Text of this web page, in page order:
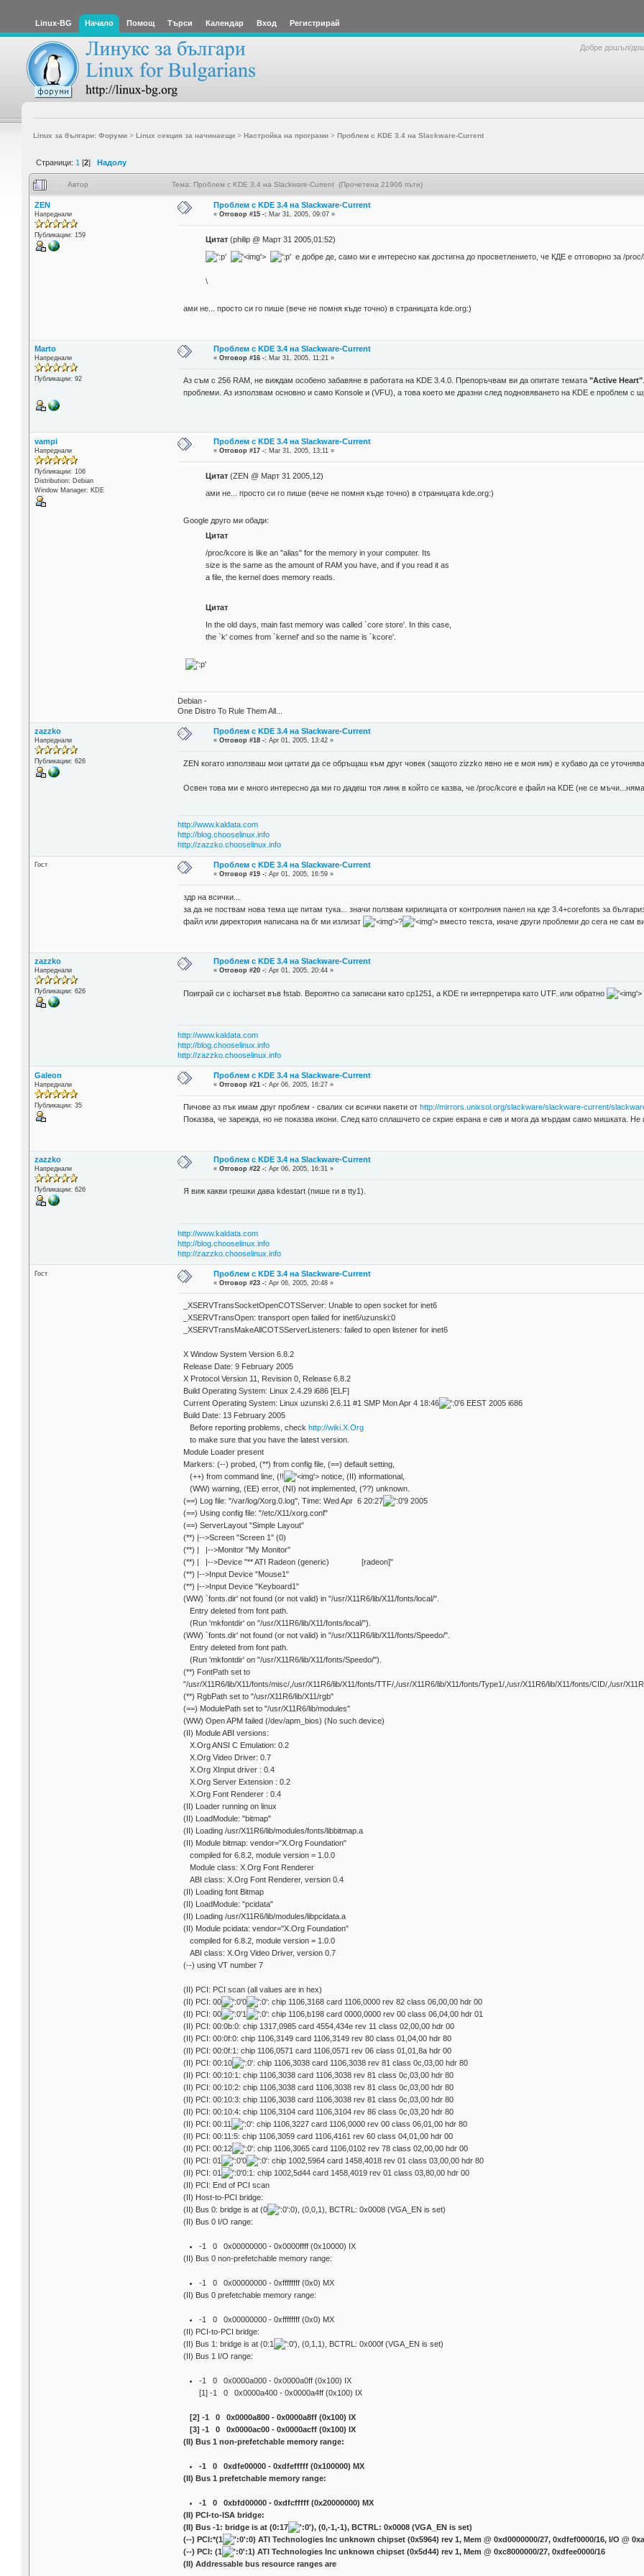
Linux-BG Начало Помощ Търси Календар Вход Регистрирай
Добре дошъл/
Linux за българи: Форуми> Linux секция за начинаещи> Настройка на програми> Проблем с KDE 3.4 на Slackware-Current
Страници: 1 [2] Надолу
Автор Тема: Проблем с KDE 3.4 на Slackware-Current (Прочетена 21906 пъти)
ZEN
Напреднали
Публикации: 159
Проблем с KDE 3.4 на Slackware-Current
«Отговор #15 -: Mar 31, 2005, 09:07 »
Цитат(philip @ Март 31 2005,01:52)
'>
e добре де, само ми е интересно как достигна до просветлението, че КДЕ е отговорно за /
\
ами не... просто си го пише (вече не помня къде точно) в страницата kde.org:)
Marto
Напреднали
Публикации: 92
Проблем с KDE 3.4 на Slackware-Current
«Отговор #16 -: Mar 31, 2005, 11:21 »
Аз съм с 256 RAM, не виждам особено забавяне в работата на KDE 3.4.0. Препоръчвам ви да опитате темата"Active Heart"
проблеми. Аз използвам основно и само Konsole и (VFU), а това което ме дразни след подновяването на KDE е проблем с
vampi
Напреднали
Публикации: 106
Distribution: Debian
Window Manager: KDE
Проблем с KDE 3.4 на Slackware-Current
«Отговор #17 -: Mar 31, 2005, 13:11 »
Цитат(ZEN @ Март 31 2005,12)
ами не... просто си го пише (вече не помня къде точно) в страницата kde.org:)
Google друго ми обади:
Цитат
/proc/kcore is like an "alias" for the memory in your computer. Its
size is the same as the amount of RAM you have, and if you read it as
a file, the kernel does memory reads.
Цитат
In the old days, main fast memory was called `core store'. In this case,
the `k' comes from `kernel' and so the name is `kcore'.
Debian -
One Distro To Rule Them All...
zazzko
Напреднали
Публикации: 626
Проблем с KDE 3.4 на Slackware-Current
«Отговор #18 -: Apr 01, 2005, 13:42 »
ZEN когато използваш мои цитати да се обръщаш към друг човек (защото zizzko явно не е моя ник) е хубаво да се
Освен това ми е много интересно да ми го дадеш тоя линк в който се казва, че /proc/kcore е файл на KDE (не се
http://www.kaldata.com
http://blog.chooselinux.info
http://zazzko.chooselinux.info
Гост Проблем с KDE 3.4 на Slackware-Current
«Отговор #19 -: Apr 01, 2005, 16:59 »
здр на всички...
за да не поствам нова тема ще питам тука... значи ползвам кирилицата от контролния панел на кде 3.4+corefonts за
файл или директория написана на бг ми излизат
'>? '> вместо текста, иначе други проблеми до сега не сам
zazzko
Напреднали
Публикации: 626
Проблем с KDE 3.4 на Slackware-Current
«Отговор #20 -: Apr 01, 2005, 20:44 »
Поиграй си с iocharset във fstab. Вероятно са записани като cp1251, а KDE ги интерпретира като UTF..или обратно '>
http://www.kaldata.com
http://blog.chooselinux.info
http://zazzko.chooselinux.info
Galeon
Напреднали
Публикации: 35
Проблем с KDE 3.4 на Slackware-Current
«Отговор #21 -: Apr 06, 2005, 16:27 »
Пичове аз пък имам друг проблем - свалих си всички пакети от http://mirrors.unixsol.org/slackware/slackware-current/
Показва, че зарежда, но не показва икони. След като сплашчето се скрие екрана е сив и мога да мърдам само мишката.
zazzko
Напреднали
Публикации: 626
Проблем с KDE 3.4 на Slackware-Current
«Отговор #22 -: Apr 06, 2005, 16:31 »
Я виж какви грешки дава kdestart (пише ги в tty1).
http://www.kaldata.com
http://blog.chooselinux.info
http://zazzko.chooselinux.info
Гост Проблем с KDE 3.4 на Slackware-Current
«Отговор #23 -: Apr 06, 2005, 20:48 »
_XSERVTransSocketOpenCOTSServer: Unable to open socket for inet6
_XSERVTransOpen: transport open failed for inet6/uzunski:0
_XSERVTransMakeAllCOTSServerListeners: failed to open listener for inet6
X Window System Version 6.8.2
Release Date: 9 February 2005
X Protocol Version 11, Revision 0, Release 6.8.2
Build Operating System: Linux 2.4.29 i686 [ELF]
Current Operating System: Linux uzunski 2.6.11 #1 SMP Mon Apr 4 18:46
6 EEST 2005 i686
Build Date: 13 February 2005
Before reporting problems, checkhttp://wiki.X.Org
to make sure that you have the latest version.
Module Loader present
Markers: (--) probed, (**) from config file, (==) default setting,
(++) from command line, (!!
'> notice, (II) informational,
(WW) warning, (EE) error, (NI) not implemented, (??) unknown.
(==) Log file: "/var/log/Xorg.0.log", Time: Wed Apr 6 20:27
9 2005
(==) Using config file: "/etc/X11/xorg.conf"
(==) ServerLayout "Simple Layout"
(**) |-->Screen "Screen 1" (0)
(**) | |-->Monitor "My Monitor"
(**) | |-->Device "** ATI Radeon (generic) [radeon]"
(**) |-->Input Device "Mouse1"
(**) |-->Input Device "Keyboard1"
(WW) `fonts.dir' not found (or not valid) in "/usr/X11R6/lib/X11/fonts/local/".
Entry deleted from font path.
(Run 'mkfontdir' on "/usr/X11R6/lib/X11/fonts/local/").
(WW) `fonts.dir' not found (or not valid) in "/usr/X11R6/lib/X11/fonts/Speedo/".
Entry deleted from font path.
(Run 'mkfontdir' on "/usr/X11R6/lib/X11/fonts/Speedo/").
(**) FontPath set to
"/usr/X11R6/lib/X11/fonts/misc/,/usr/X11R6/lib/X11/fonts/TTF/,/usr/X11R6/lib/X11/fonts/Type1/,/usr/X11R6/lib/X11/fonts/CID/,/usr/
(**) RgbPath set to "/usr/X11R6/lib/X11/rgb"
(==) ModulePath set to "/usr/X11R6/lib/modules"
(WW) Open APM failed (/dev/apm_bios) (No such device)
(II) Module ABI versions:
X.Org ANSI C Emulation: 0.2
X.Org Video Driver: 0.7
X.Org XInput driver : 0.4
X.Org Server Extension : 0.2
X.Org Font Renderer : 0.4
(II) Loader running on linux
(II) LoadModule: "bitmap"
(II) Loading /usr/X11R6/lib/modules/fonts/libbitmap.a
(II) Module bitmap: vendor="X.Org Foundation"
compiled for 6.8.2, module version = 1.0.0
Module class: X.Org Font Renderer
ABI class: X.Org Font Renderer, version 0.4
(II) Loading font Bitmap
(II) LoadModule: "pcidata"
(II) Loading /usr/X11R6/lib/modules/libpcidata.a
(II) Module pcidata: vendor="X.Org Foundation"
compiled for 6.8.2, module version = 1.0.0
ABI class: X.Org Video Driver, version 0.7
(--) using VT number 7
(II) PCI: PCI scan (all values are in hex)
(II) PCI: 00
0
: chip 1106,3168 card 1106,0000 rev 82 class 06,00,00 hdr 00
(II) PCI: 00
1
: chip 1106,b198 card 0000,0000 rev 00 class 06,04,00 hdr 01
(II) PCI: 00:0b:0: chip 1317,0985 card 4554,434e rev 11 class 02,00,00 hdr 00
(II) PCI: 00:0f:0: chip 1106,3149 card 1106,3149 rev 80 class 01,04,00 hdr 80
(II) PCI: 00:0f:1: chip 1106,0571 card 1106,0571 rev 06 class 01,01,8a hdr 00
(II) PCI: 00:10
: chip 1106,3038 card 1106,3038 rev 81 class 0c,03,00 hdr 80
(II) PCI: 00:10:1: chip 1106,3038 card 1106,3038 rev 81 class 0c,03,00 hdr 80
(II) PCI: 00:10:2: chip 1106,3038 card 1106,3038 rev 81 class 0c,03,00 hdr 80
(II) PCI: 00:10:3: chip 1106,3038 card 1106,3038 rev 81 class 0c,03,00 hdr 80
(II) PCI: 00:10:4: chip 1106,3104 card 1106,3104 rev 86 class 0c,03,20 hdr 80
(II) PCI: 00:11
: chip 1106,3227 card 1106,0000 rev 00 class 06,01,00 hdr 80
(II) PCI: 00:11:5: chip 1106,3059 card 1106,4161 rev 60 class 04,01,00 hdr 00
(II) PCI: 00:12
: chip 1106,3065 card 1106,0102 rev 78 class 02,00,00 hdr 00
(II) PCI: 01
0
: chip 1002,5964 card 1458,4018 rev 01 class 03,00,00 hdr 80
(II) PCI: 01
0:1: chip 1002,5d44 card 1458,4019 rev 01 class 03,80,00 hdr 00
(II) PCI: End of PCI scan
(II) Host-to-PCI bridge:
(II) Bus 0: bridge is at (0
:0), (0,0,1), BCTRL: 0x0008 (VGA_EN is set)
(II) Bus 0 I/O range:
-1 0 0x00000000 - 0x0000ffff (0x10000) IX
(II) Bus 0 non-prefetchable memory range:
-1 0 0x00000000 - 0xffffffff (0x0) MX
(II) Bus 0 prefetchable memory range:
-1 0 0x00000000 - 0xffffffff (0x0) MX
(II) PCI-to-PCI bridge:
(II) Bus 1: bridge is at (0:1
), (0,1,1), BCTRL: 0x000f (VGA_EN is set)
(II) Bus 1 I/O range:
-1 0 0x0000a000 - 0x0000a0ff (0x100) IX
[1] -1 0 0x0000a400 - 0x0000a4ff (0x100) IX
[2] -1 0 0x0000a800 - 0x0000a8ff (0x100) IX
[3] -1 0 0x0000ac00 - 0x0000acff (0x100) IX
(II) Bus 1 non-prefetchable memory range:
-1 0 0xdfe00000 - 0xdfefffff (0x100000) MX
(II) Bus 1 prefetchable memory range:
-1 0 0xbfd00000 - 0xdfcfffff (0x20000000) MX
(II) PCI-to-ISA bridge:
(II) Bus -1: bridge is at (0:17
), (0,-1,-1), BCTRL: 0x0008 (VGA_EN is set)
(--) PCI:*(1
:0) ATI Technologies Inc unknown chipset (0x5964) rev 1, Mem @ 0xd0000000/27, 0xdfef0000/16, I/O @
(--) PCI: (1
:1) ATI Technologies Inc unknown chipset (0x5d44) rev 1, Mem @ 0xc8000000/27, 0xdfee0000/16
(II) Addressable bus resource ranges are